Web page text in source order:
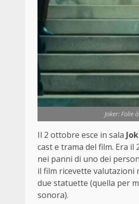
Joker: Folie
Il 2 ottobre esce in sala
cast e trama del film. Era
nei panni di uno dei
il film ricevette valutazioni
due statuette (quella per
sonora).